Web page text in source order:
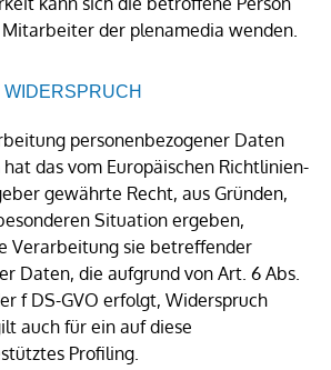
der plenamedia wenden.
personenbezogener Daten
das vom Europäischen Richtlinien-
gewährte Recht, aus Gründen,
Situation ergeben,
Verarbeitung sie betreffender
Daten, die aufgrund von Art. 6 Abs.
f DS-GVO erfolgt, Widerspruch
auch für ein auf diese
Profiling.